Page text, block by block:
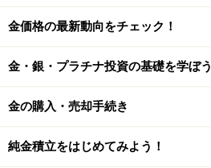
金価格の最新動向をチェック！
金・銀・プラチナ投資の基礎を学ぼう
金の購入・売却手続き
純金積立をはじめてみよう！